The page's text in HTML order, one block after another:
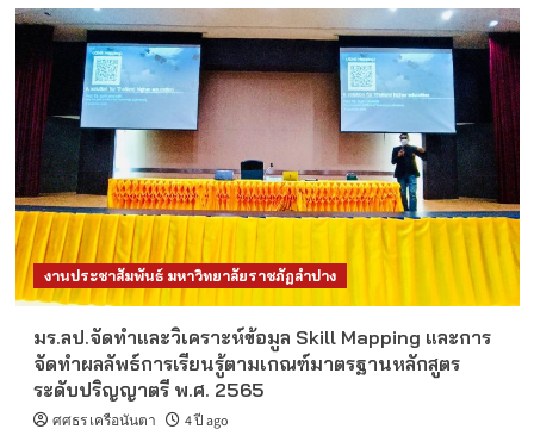
งานประชาสัมพันธ์ มหาวิทยาลัยราชภัฏลำปาง
มร.ลป.จัดทำและวิเคราะห์ข้อมูล Skill Mapping และการ
จัดทำผลลัพธ์การเรียนรู้ตามเกณฑ์มาตรฐานหลักสูตร
ระดับปริญญาตรี พ.ศ. 2565
ศศธร เครือนันตา 4 ปี ago